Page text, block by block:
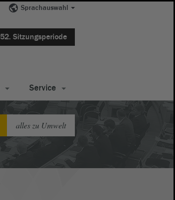
Sprachauswahl
52. Sitzungsperiode
Service
alles zu Umwelt